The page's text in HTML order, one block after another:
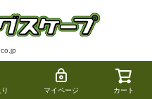
マイページ カート